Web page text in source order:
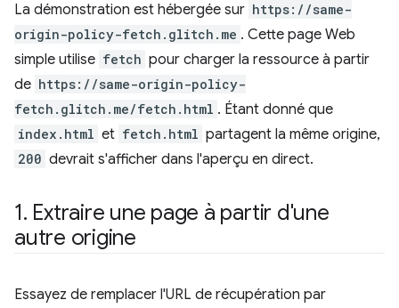
La démonstration est hébergée sur https://same-
origin-policy-fetch.glitch.me . Cette page Web
simple utilise fetch pour charger la ressource à partir
de https://same-origin-policy-
fetch.glitch.me/fetch.html . Étant donné que
index.html et fetch.html partagent la même origine,
200 devrait s'afficher dans l'aperçu en direct.
1. Extraire une page à partir d'une
autre origine
Essayez de remplacer l'URL de récupération par